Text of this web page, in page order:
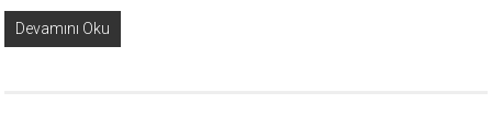
Devamını Oku